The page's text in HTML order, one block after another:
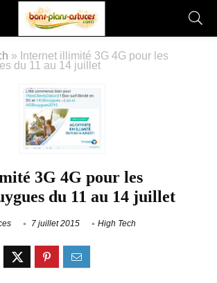
» Internet illimité 3G 4G pour les
du 11 au 14 juillet
3G 4G pour les
du 11 au 14 juillet
7 juillet 2015 High Tech